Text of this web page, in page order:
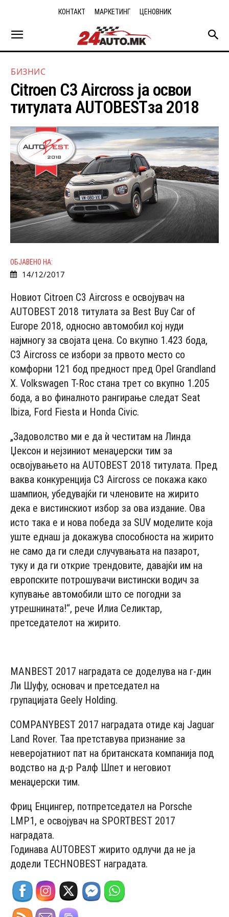
КОНТАКТ МАРКЕТИНГ ЦЕНОВНИК
БИЗНИС
Citroen C3 Aircross ја освои
титулата AUTOBESTза 2018
ОБЈАВЕНО НА:
14/12/2017
Новиот Citroеn C3 Aircross е освојувач на
AUTOBEST 2018 титулата за Best Buy Car of
Europe 2018, односно автомобил кој нуди
најмногу за својата цена. Со вкупно 1.423 бода,
C3 Aircross се избори за првото место со
комфорни 121 бод предност пред Opel Grandland
X. Volkswagen T-Roc стана трет со вкупно 1.205
бода, а во финалното рангирање следат Seat
Ibiza, Ford Fiesta и Honda Civic.
„Задоволство ми е да ѝ честитам на Линда
Џексон и нејзиниот менаџерски тим за
освојувањето на AUTOBEST 2018 титулата. Пред
ваква конкуренција C3 Aircross се покажа како
шампион, убедувајќи ги членовите на жирито
дека е вистинскиот избор за ова издание. Ова
исто така е и нова победа за SUV моделите која
уште еднаш ја докажува способноста на жирито
не само да ги следи случувањата на пазарот,
туку и да ги открие трендовите, давајќи им на
европските потрошувачи вистински водич за
купување автомобили што се погодни за
утрешнината!“, рече Илиа Селиктар,
претседателот на жирито.
MANBEST 2017 наградата се доделува на г-дин
Ли Шуфу, основач и претседател на
групацијата Geely Holding.
COMPANYBEST 2017 наградата отиде кај Jaguar
Land Rover. Taa претставува признание за
неверојатниот пат на британската компанија под
водство на д-р Ралф Шпет и неговиот
менаџерски тим.
Фриц Енцингер, потпретседател на Porsche
LMP1, е освојувач на SPORTBEST 2017
наградата.
Годинава AUTOBEST жирито одлучи да не ја
додели TECHNOBEST наградата.